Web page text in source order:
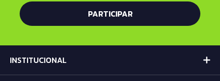
INSTITUCIONAL